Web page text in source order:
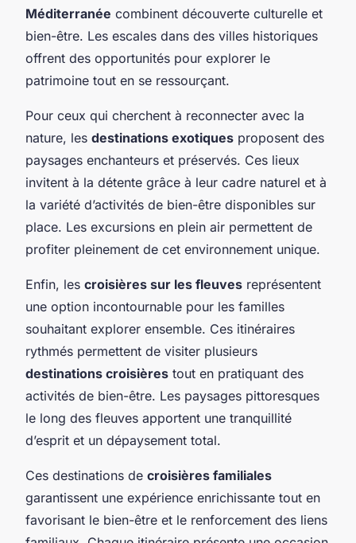
Méditerranée combinent découverte culturelle et
bien-être. Les escales dans des villes historiques
offrent des opportunités pour explorer le
patrimoine tout en se ressourçant.
Pour ceux qui cherchent à reconnecter avec la
nature, les destinations exotiques proposent des
paysages enchanteurs et préservés. Ces lieux
invitent à la détente grâce à leur cadre naturel et à
la variété d’activités de bien-être disponibles sur
place. Les excursions en plein air permettent de
profiter pleinement de cet environnement unique.
Enfin, les croisières sur les fleuves représentent
une option incontournable pour les familles
souhaitant explorer ensemble. Ces itinéraires
rythmés permettent de visiter plusieurs
destinations croisières tout en pratiquant des
activités de bien-être. Les paysages pittoresques
le long des fleuves apportent une tranquillité
d’esprit et un dépaysement total.
Ces destinations de croisières familiales
garantissent une expérience enrichissante tout en
favorisant le bien-être et le renforcement des liens